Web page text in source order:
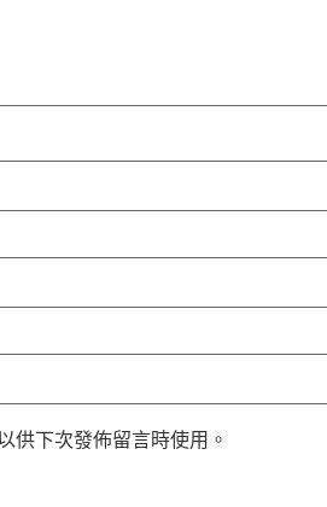
供下次發佈留言時使用。